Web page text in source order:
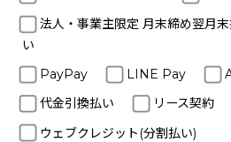
法人・事業主限定 月末締め翌月
い
PayPay
LINE Pay
代金引換払い
リース契約
ウェブクレジット(分割払い)